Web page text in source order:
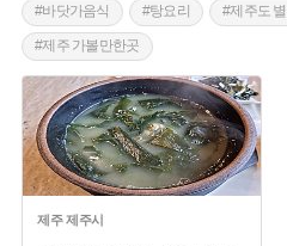
#바닷가음식
#탕요리 #제주도
#제주 가볼만한곳
제주제주시